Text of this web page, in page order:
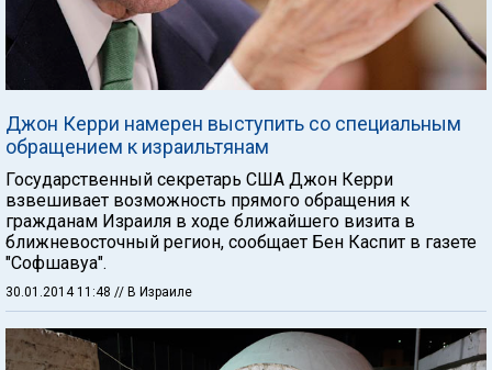
Джон Керри намерен выступить со специальным
обращением к израильтянам
Государственный секретарь США Джон Керри
взвешивает возможность прямого обращения к
гражданам Израиля в ходе ближайшего визита в
ближневосточный регион, сообщает Бен Каспит в газете
"Софшавуа".
30.01.2014 11:48 // В Израиле